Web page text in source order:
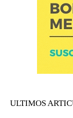
ULTIMOS